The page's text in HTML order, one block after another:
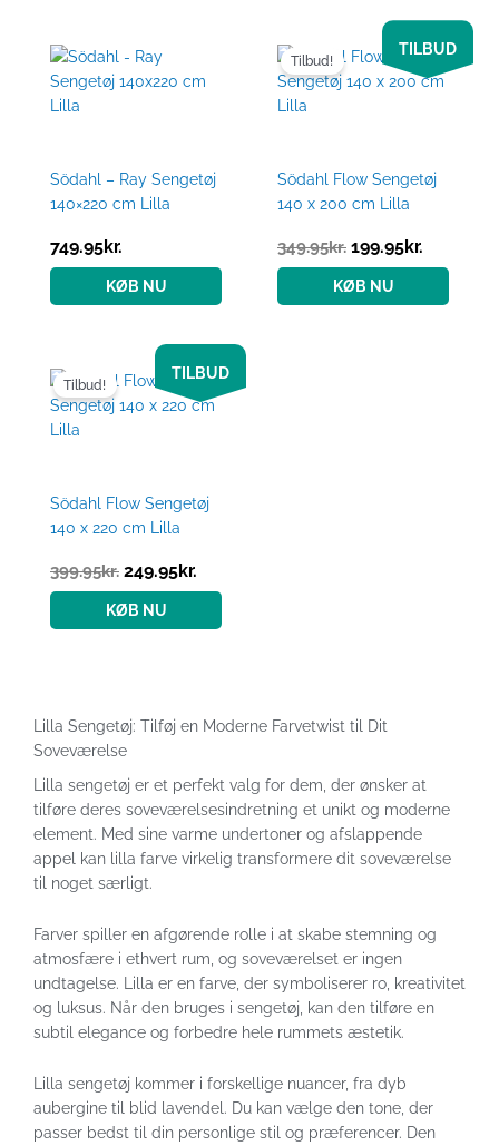
Södahl – Ray Sengetøj
140×220 cm Lilla
749.95kr.
KØB NU
TILBUD
Tilbud!
Södahl Flow Sengetøj
140 x 200 cm Lilla
349.95kr.
Den
oprindelige
pris
199.95kr.
Den
aktuelle
pris
KØB NU
TILBUD
Tilbud!
Södahl Flow Sengetøj
140 x 220 cm Lilla
399.95kr.
Den
oprindelige
pris
249.95kr.
Den
aktuelle
pris
KØB NU
Lilla Sengetøj: Tilføj en Moderne Farvetwist til Dit
Soveværelse
Lilla sengetøj er et perfekt valg for dem, der ønsker at
tilføre deres soveværelsesindretning et unikt og moderne
element. Med sine varme undertoner og afslappende
appel kan lilla farve virkelig transformere dit soveværelse
til noget særligt.
Farver spiller en afgørende rolle i at skabe stemning og
atmosfære i ethvert rum, og soveværelset er ingen
undtagelse. Lilla er en farve, der symboliserer ro, kreativitet
og luksus. Når den bruges i sengetøj, kan den tilføre en
subtil elegance og forbedre hele rummets æstetik.
Lilla sengetøj kommer i forskellige nuancer, fra dyb
aubergine til blid lavendel. Du kan vælge den tone, der
passer bedst til din personlige stil og præferencer. Den